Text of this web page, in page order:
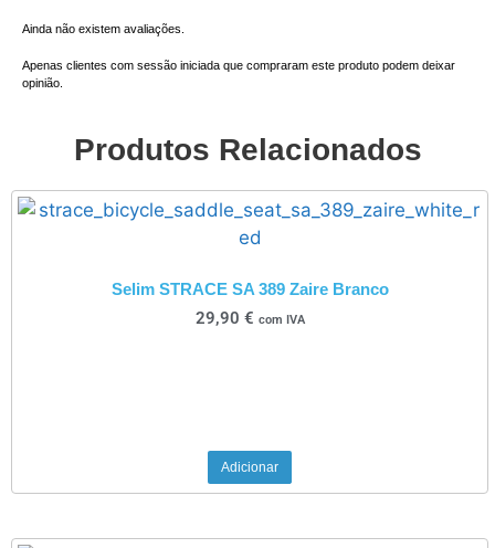
Ainda não existem avaliações.
Apenas clientes com sessão iniciada que compraram este produto podem deixar
opinião.
Produtos Relacionados
Selim STRACE SA 389 Zaire Branco
29,90 € com IVA
Adicionar